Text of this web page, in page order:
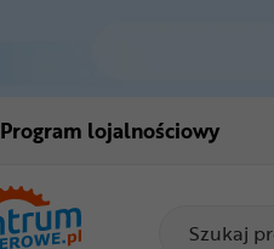
Menu główne
Filtry
Program lojalnościowy